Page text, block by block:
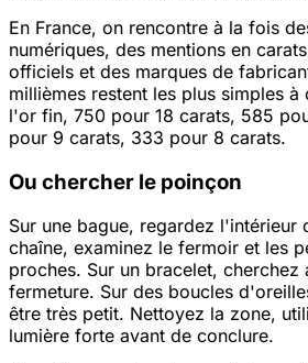
En France, on rencontre à la fois
numériques, des mentions en
officiels et des marques de
millièmes restent les plus simples
l'or fin, 750 pour 18 carats, 585
pour 9 carats, 333 pour 8 carats.
Ou chercher le poinçon
Sur une bague, regardez l'intérieur
chaîne, examinez le fermoir et les
proches. Sur un bracelet, cherchez
fermeture. Sur des boucles
être très petit. Nettoyez la zone,
lumière forte avant de conclure.